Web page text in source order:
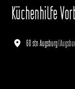
Küchenhilfe
60 stn Augsburg(